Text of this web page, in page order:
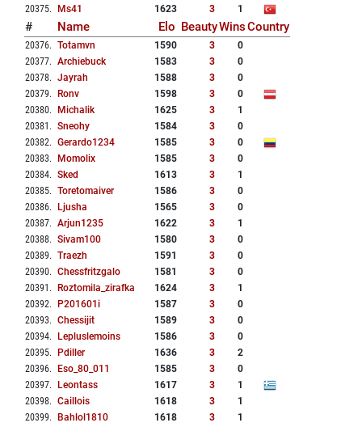
20375. Ms41 1623 3 1
# Name Elo BeautyWinsCountry
20376. Totamvn 1590 3
0
20377. Archiebuck 1583 3
0
20378. Jayrah 1588 3
0
20379. Ronv 1598 3
0
20380. Michalik 1625 3
1
20381 . Sneohy 1584 3
0
20382. Gerardo1234 1585 3
0
20383. Momolix 1585 3
0
20384. Sked 1613 3
1
20385. Toretomaiver 1586 3
0
20386. Ljusha 1565 3
0
20387. Arjun1235 1622 3
1
20388. Sivam100 1580 3
0
20389. Traezh 1591 3
0
20390. Chessfritzgalo 1581 3
0
20391 . Roztomila_zirafka 1624 3
1
20392. P201601i 1587 3
0
20393. Chessijit 1589 3
0
20394. Lepluslemoins 1586 3
0
20395. Pdiller 1636 3
2
20396. Eso_80_011 1585 3
0
20397. Leontass 1617 3
1
20398. Caillois 1618 3
1
20399. Bahlol1810 1618 3
1